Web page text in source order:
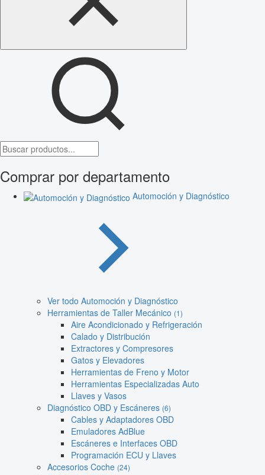
Comprar por departamento
Automoción y Diagnóstico
Ver todo Automoción y Diagnóstico
Herramientas de Taller Mecánico (1)
Aire Acondicionado y Refrigeración
Calado y Distribución
Extractores y Compresores
Gatos y Elevadores
Herramientas de Freno y Motor
Herramientas Especializadas Auto
Llaves y Vasos
Diagnóstico OBD y Escáneres (6)
Cables y Adaptadores OBD
Emuladores AdBlue
Escáneres e Interfaces OBD
Programación ECU y Llaves
Accesorios Coche (24)